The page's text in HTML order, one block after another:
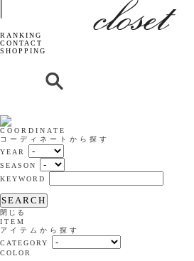
RANKING
CONTACT
SHOPPING
COORDINATE
コーディネートから探す
YEAR
SEASON
KEYWORD
SEARCH
閉じる
ITEM
アイテムから探す
CATEGORY
COLOR